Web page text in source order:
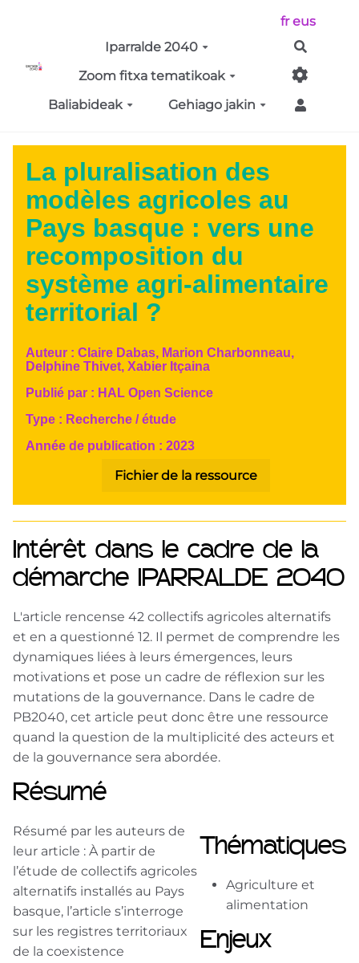
Iparralde 2040
Zoom fitxa tematikoak
Baliabideak
Gehiago jakin
fr eus
La pluralisation des
modèles agricoles au
Pays basque : vers une
recomposition du
système agri-alimentaire
territorial ?
Auteur : Claire Dabas, Marion Charbonneau,
Delphine Thivet, Xabier Itçaina
Publié par : HAL Open Science
Type : Recherche / étude
Année de publication : 2023
Fichier de la ressource
Intérêt dans le cadre de la
démarche IPARRALDE 2040
L'article rencense 42 collectifs agricoles alternatifs
et en a questionné 12. Il permet de comprendre les
dynamiques liées à leurs émergences, leurs
motivations et pose un cadre de réflexion sur les
mutations de la gouvernance. Dans le cadre de
PB2040, cet article peut donc être une ressource
quand la question de la multiplicité des acteurs et
de la gouvernance sera abordée.
Résumé
Résumé par les auteurs de
leur article : À partir de
l’étude de collectifs agricoles
alternatifs installés au Pays
basque, l’article s’interroge
sur les registres territoriaux
de la coexistence
Thématiques
Agriculture et
alimentation
Enjeux